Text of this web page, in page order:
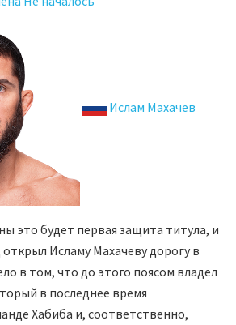
Ислам Махачев
это будет первая защита титула, и
Исламу Махачеву дорогу в
в том, что до этого поясом владел
в последнее время
Хабиба и, соответственно,